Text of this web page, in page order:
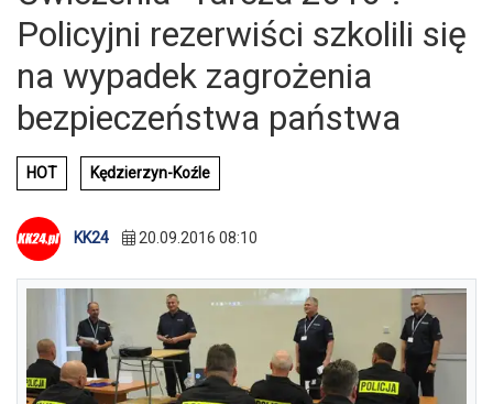
Policyjni rezerwiści szkolili się
na wypadek zagrożenia
bezpieczeństwa państwa
HOT Kędzierzyn-Koźle
KK24 20.09.2016 08:10